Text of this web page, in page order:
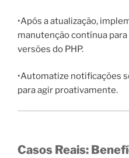
•Após a atualização,
manutenção contínua
versões do PHP.
•Automatize notificações
para agir proativamente.
Casos Reais: